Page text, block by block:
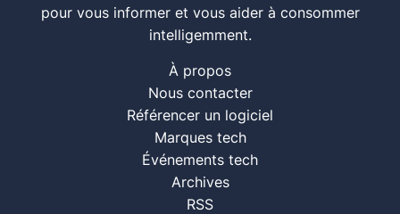
pour vous informer et vous aider à consommer
intelligemment.
À propos
Nous contacter
Référencer un logiciel
Marques tech
Événements tech
Archives
RSS